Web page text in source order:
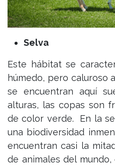
Selva
Este hábitat se
húmedo, pero caluroso
se encuentran aquí
alturas, las copas son
de color verde. En la
una biodiversidad
encuentran casi la
de animales del